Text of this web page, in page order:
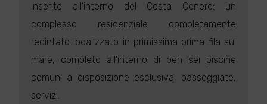
Inserito all'interno del Costa Conero: un
complesso residenziale completamente
recintato localizzato in primissima prima fila sul
mare, completo all'interno di ben sei piscine
comuni a disposizione esclusiva, passeggiate,
servizi.